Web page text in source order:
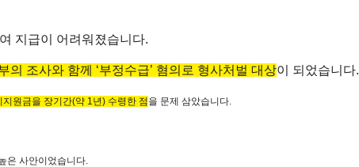
지급이 어려워졌습니다.
조사와 함께 ‘부정수급’ 혐의로 형사처벌 대상이 되었습니다.
원금을 장기간(약 1년) 수령한 점을 문제 삼았습니다.
은 사안이었습니다.